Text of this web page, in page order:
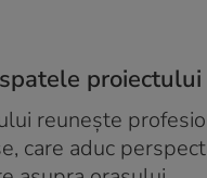
proiectului
reunește
care aduc